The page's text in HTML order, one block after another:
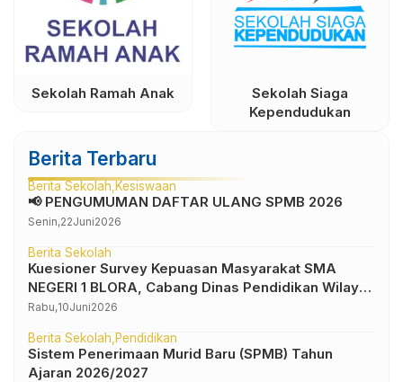
Ramah Anak
Sekolah Siaga
Kependudukan
Berita Terbaru
Berita Sekolah Kesiswaan
📢 PENGUMUMAN DAFTAR ULANG SPMB 2026
Senin,22Juni2026
Berita Sekolah
Kuesioner Survey Kepuasan Masyarakat SMA
NEGERI 1 BLORA, Cabang Dinas Pendidikan Wilayah
IV
Rabu,10Juni2026
Berita Sekolah Pendidikan
Sistem Penerimaan Murid Baru (SPMB) Tahun
Ajaran 2026/2027